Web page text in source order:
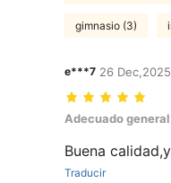
gimnasio (3)
e***7 26 Dec,2025
Adecuado general:
Adecuado
Buena
Traducir